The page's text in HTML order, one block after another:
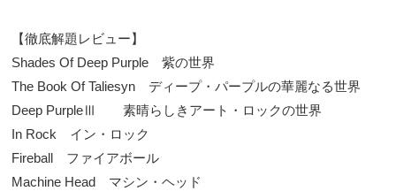
【徹底解題レビュー】
Shades Of Deep Purple 紫の世界
The Book Of Taliesyn ディープ・パープルの華麗なる世界
Deep PurpleⅢ 素晴らしきアート・ロックの世界
In Rock イン・ロック
Fireball ファイアボール
Machine Head マシン・ヘッド